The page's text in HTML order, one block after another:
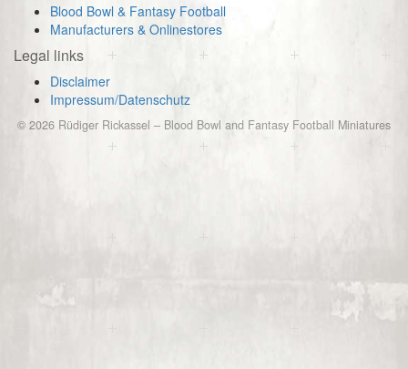
Blood Bowl & Fantasy Football
Manufacturers & Onlinestores
Legal links
Disclaimer
Impressum/Datenschutz
© 2026 Rüdiger Rickassel – Blood Bowl and Fantasy Football Miniatures